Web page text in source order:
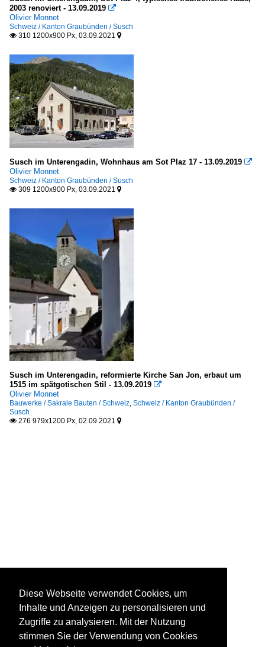
2003 renoviert - 13.09.2019 
Olivier Monnet
Schweiz / Kanton Graubünden / Susch
 310 1200x900 Px, 03.09.2021 
Susch im Unterengadin, Wohnhaus am Sot Plaz 17 - 13.09.2019 
Olivier Monnet
Schweiz / Kanton Graubünden / Susch
 309 1200x900 Px, 03.09.2021 
Susch im Unterengadin, reformierte Kirche San Jon, erbaut um
1515 im spätgotischen Stil - 13.09.2019 
Olivier Monnet
Bauwerke / Sakrale Bauten / Schweiz, Schweiz / Kanton Graubünden /
Susch
 276 979x1200 Px, 02.09.2021 
Diese Webseite verwendet Cookies, um
Inhalte und Anzeigen zu personalisieren und
Zugriffe zu analysieren. Mit der Nutzung
stimmen Sie der Verwendung von Cookies